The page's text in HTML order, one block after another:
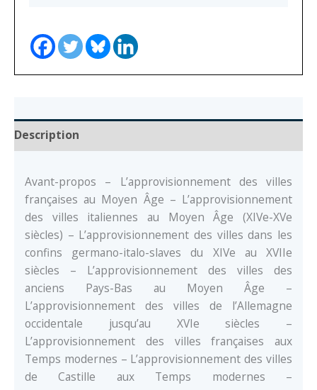
Description
Avant-propos – L’approvisionnement des villes
françaises au Moyen Âge – L’approvisionnement
des villes italiennes au Moyen Âge (XIVe-XVe
siècles) – L’approvisionnement des villes dans les
confins germano-italo-slaves du XIVe au XVIIe
siècles – L’approvisionnement des villes des
anciens Pays-Bas au Moyen Âge –
L’approvisionnement des villes de l’Allemagne
occidentale jusqu’au XVIe siècles –
L’approvisionnement des villes françaises aux
Temps modernes – L’approvisionnement des villes
de Castille aux Temps modernes –